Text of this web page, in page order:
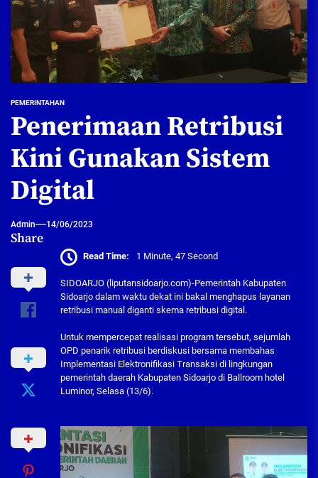
PEMERINTAHAN
Penerimaan Retribusi
Kini Gunakan Sistem
Digital
Admin 14/06/2023
Share
Read Time: 1 Minute, 47 Second
SIDOARJO (liputansidoarjo.com)-Pemerintah Kabupaten
Sidoarjo dalam waktu dekat ini bakal menghapus layanan
retribusi manual diganti skema retribusi digital.
Untuk mempercepat realisasi program tersebut, sejumlah
OPD penarik retribusi berdiskusi bersama membahas
Implementasi Elektronifikasi Transaksi di lingkungan
pemerintah daerah Kabupaten Sidoarjo di Ballroom hotel
Luminor, Selasa (13/6).